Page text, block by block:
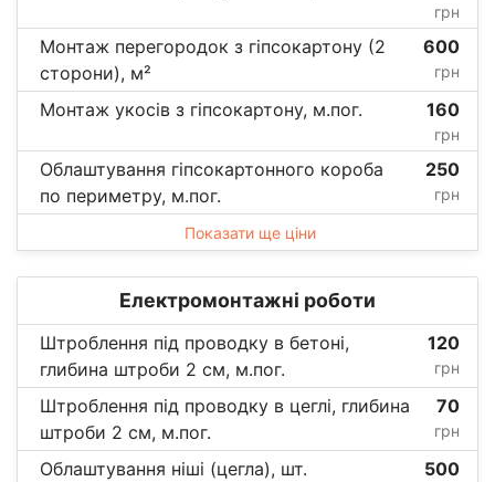
грн
Монтаж перегородок з гіпсокартону (2
сторони), м²
600
грн
Монтаж укосів з гіпсокартону, м.пог. 160
грн
Облаштування гіпсокартонного короба
по периметру, м.пог.
250
грн
Показати ще ціни
Електромонтажні роботи
Штроблення під проводку в бетоні,
глибина штроби 2 см, м.пог.
120
грн
Штроблення під проводку в цеглі, глибина
штроби 2 см, м.пог.
70
грн
Облаштування ніші (цегла), шт. 500